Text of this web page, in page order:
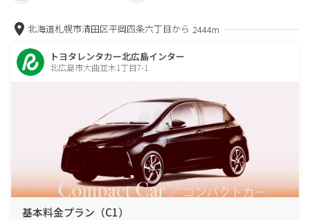
北海道札幌市清田区平岡四条六丁目から 2444m
トヨタレンタカー北広島インター
北広島市大曲並木1丁目7-1
基本料金プラン（C1）